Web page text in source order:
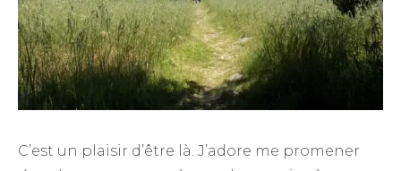
C’est un plaisir d’être là. J’adore me promener